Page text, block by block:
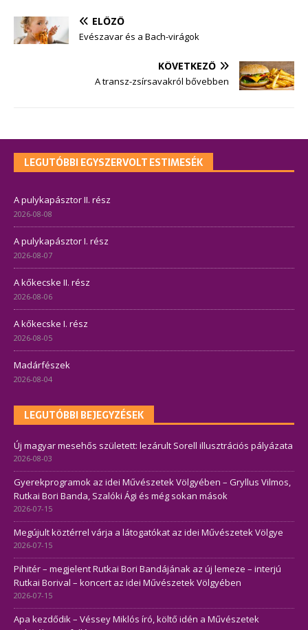
ELŐZŐ
Evészavar és a Bach-virágok
KÖVETKEZŐ
A transz-zsírsavakról bővebben
LEGUTÓBBI EGYSZERVOLT ESTIMESÉK
A pulykapásztor II. rész
2026-08-08
A pulykapásztor I. rész
2026-08-07
A kőkecske II. rész
2026-08-06
A kőkecske I. rész
2026-08-05
Madárfészek
2026-08-04
LEGUTÓBBI BEJEGYZÉSEK
Új magyar mesehős született: lezárult Sorell illusztrációs pályázata
2026-08-03
Gyerekprogramok az idei Művészetek Völgyében – Gryllus Vilmos,
Rutkai Bori Banda, Szalóki Ági és még sokan mások
2026-07-15
Megújult köztérrel várja a látogatókat az idei Művészetek Völgye
2026-07-15
Pihitér – megjelent Rutkai Bori Bandájának az új lemeze – interjú
Rutkai Borival – koncert az idei Művészetek Völgyében
2026-07-15
Apa kezdődik – Véssey Miklós író, költő idén a Művészetek